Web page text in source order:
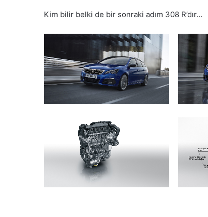
Kim bilir belki de bir sonraki adım 308 R’dır…